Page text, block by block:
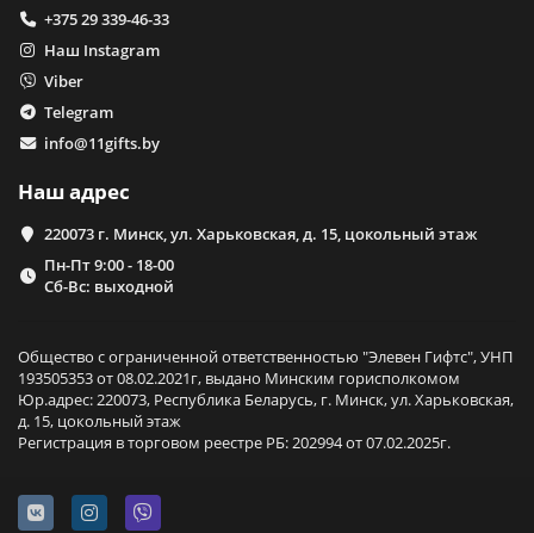
+375 29 339-46-33
Наш Instagram
Viber
Telegram
info@11gifts.by
Наш адрес
220073 г. Минск, ул. Харьковская, д. 15, цокольный этаж
Пн-Пт 9:00 - 18-00
Сб-Вс: выходной
Общество с ограниченной ответственностью "Элевен Гифтс", УНП
193505353 от 08.02.2021г, выдано Минским горисполкомом
Юр.адрес: 220073, Республика Беларусь, г. Минск, ул. Харьковская,
д. 15, цокольный этаж
Регистрация в торговом реестре РБ: 202994 от 07.02.2025г.